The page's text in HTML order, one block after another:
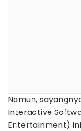
Namun,
Interactive
Entertainment)